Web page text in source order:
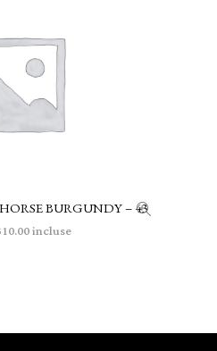
BURGUNDY – 43
incluse